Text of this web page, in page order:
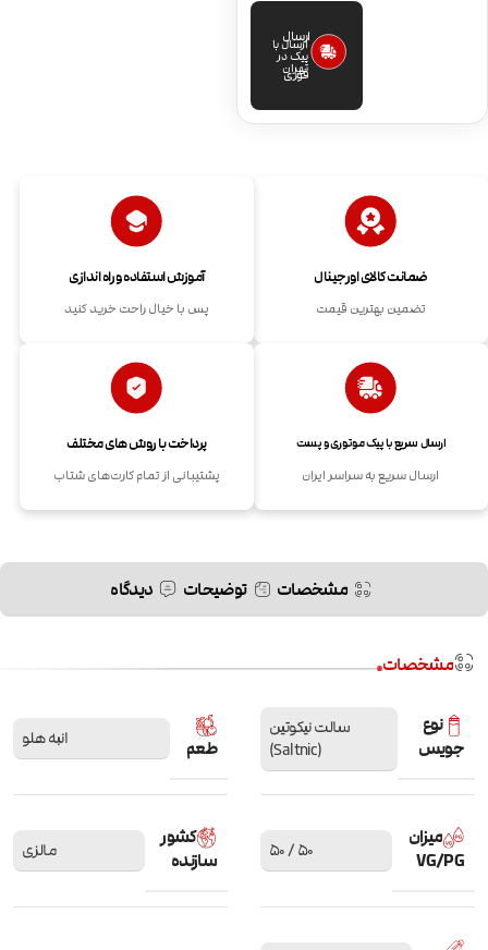
ارسال
فوری
ارسال با
پیک در
تهران
ضمانت کالای اورجینال
تضمین بهترین قیمت
آموزش استفاده و راه اندازی
پس با خیال راحت خرید کنید
ارسال سریع با پیک موتوری و پست
ارسال سریع به سراسر ایران
پرداخت با روش های مختلف
پشتیبانی از تمام کارت‌های شتاب
مشخصات توضیحات دیدگاه
مشخصات
نوع
جویس
سالت نیکوتین
(Saltnic)
طعم انبه هلو
میزان
VG/PG
50 / 50
کشور
سازنده
مالزی